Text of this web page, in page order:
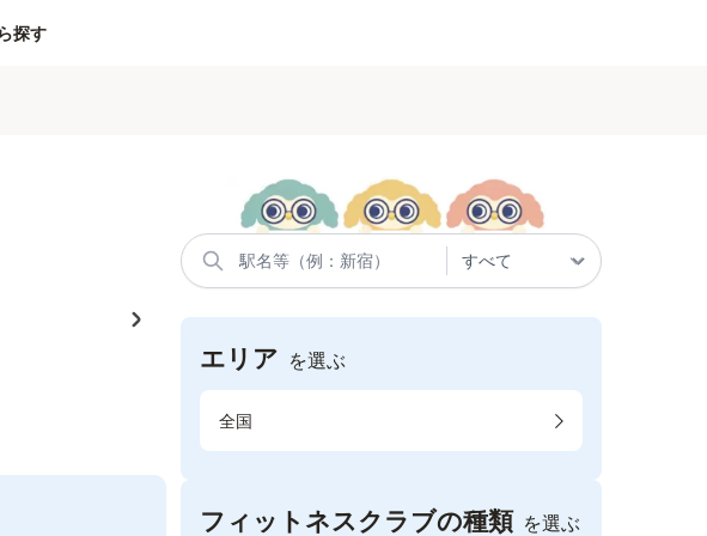
探す
エリア を選ぶ
全国
フィットネスクラブの種類 を選ぶ